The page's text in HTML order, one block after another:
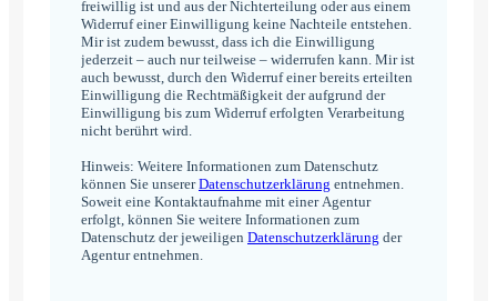
freiwillig ist und aus der Nichterteilung oder aus einem
Widerruf einer Einwilligung keine Nachteile entstehen.
Mir ist zudem bewusst, dass ich die Einwilligung
jederzeit – auch nur teilweise – widerrufen kann. Mir ist
auch bewusst, durch den Widerruf einer bereits erteilten
Einwilligung die Rechtmäßigkeit der aufgrund der
Einwilligung bis zum Widerruf erfolgten Verarbeitung
nicht berührt wird.
Hinweis: Weitere Informationen zum Datenschutz
können Sie unsererDatenschutzerklärung entnehmen.
Soweit eine Kontaktaufnahme mit einer Agentur
erfolgt, können Sie weitere Informationen zum
Datenschutz der jeweiligen Datenschutzerklärung der
Agentur entnehmen.